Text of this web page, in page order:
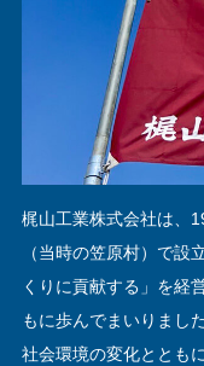
梶山工業株式会社は、
（当時の笠原村）で設
くりに貢献する」を経
もに歩んでまいりました
社会環境の変化ととも